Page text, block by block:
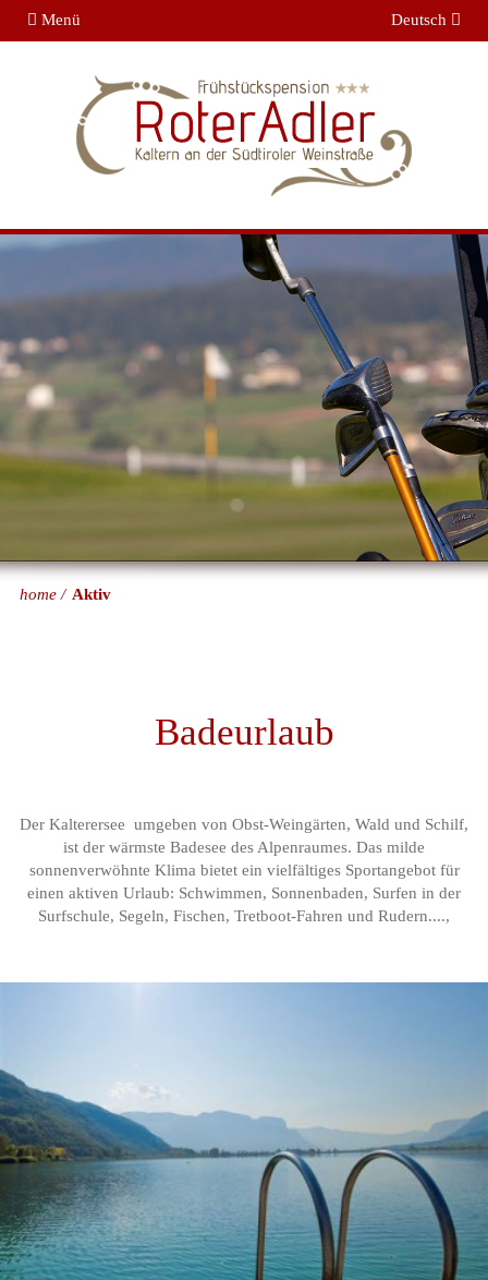
Menü Deutsch
home Aktiv
Badeurlaub
Der Kalterersee umgeben von Obst-Weingärten, Wald und Schilf,
ist der wärmste Badesee des Alpenraumes. Das milde
sonnenverwöhnte Klima bietet ein vielfältiges Sportangebot für
einen aktiven Urlaub: Schwimmen, Sonnenbaden, Surfen in der
Surfschule, Segeln, Fischen, Tretboot-Fahren und Rudern....,